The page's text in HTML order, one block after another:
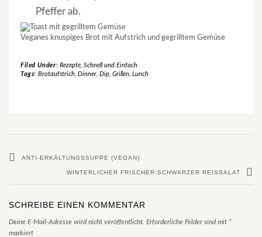
Pfeffer ab.
Veganes knuspiges Brot mit Aufstrich und gegrilltem Gemüse
Filed Under: Rezepte, Schnell und Einfach
Tags: Brotaufstrich, Dinner, Dip, Grillen, Lunch
ANTI-ERKÄLTUNGSSUPPE (VEGAN)
WINTERLICHER FRISCHER SCHWARZER REISSALAT
SCHREIBE EINEN KOMMENTAR
Deine E-Mail-Adresse wird nicht veröffentlicht. Erforderliche Felder sind mit *
markiert